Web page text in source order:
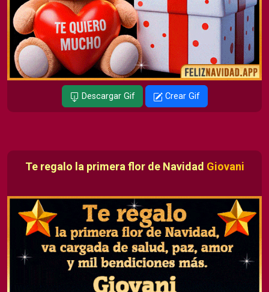
Descargar Gif Crear Gif
Te regalo la primera flor de Navidad Giovani